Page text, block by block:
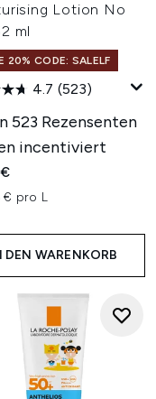
Lotion No
ml
20% CODE: SALELF
4.7 (523)
523 Rezensenten
incentiviert
€ pro L
DEN WARENKORB